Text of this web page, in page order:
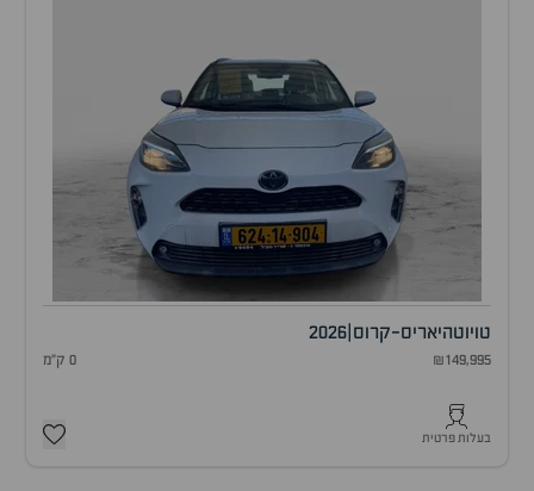
טויוטהיאריס-קרוס 2026
₪149,995 0 ק"מ
בעלות פרטית